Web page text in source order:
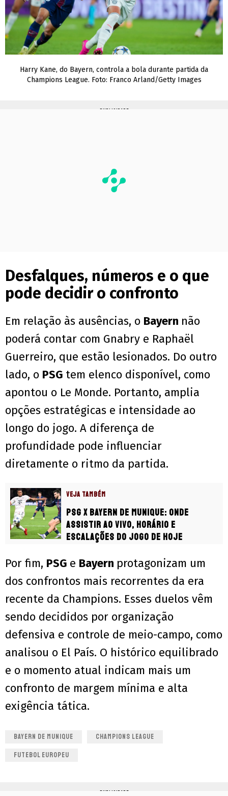
Harry Kane, do Bayern, controla a bola durante partida da
Champions League. Foto: Franco Arland/Getty Images
PUBLICIDADE
Desfalques, números e o que
pode decidir o confronto
Em relação às ausências, o Bayern não
poderá contar com Gnabry e Raphaël
Guerreiro, que estão lesionados. Do outro
lado, o PSG tem elenco disponível, como
apontou o Le Monde. Portanto, amplia
opções estratégicas e intensidade ao
longo do jogo. A diferença de
profundidade pode influenciar
diretamente o ritmo da partida.
VEJA TAMBÉM
PSG x Bayern de Munique: onde
assistir ao vivo, horário e
escalações do jogo de hoje
Por fim, PSG e Bayern protagonizam um
dos confrontos mais recorrentes da era
recente da Champions. Esses duelos vêm
sendo decididos por organização
defensiva e controle de meio-campo, como
analisou o El País. O histórico equilibrado
e o momento atual indicam mais um
confronto de margem mínima e alta
exigência tática.
BAYERN DE MUNIQUE CHAMPIONS LEAGUE
FUTEBOL EUROPEU
PUBLICIDADE